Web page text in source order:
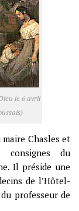
le 6 avril
Chasles et
consignes du
Il préside une
de l’Hôtel-
professeur de